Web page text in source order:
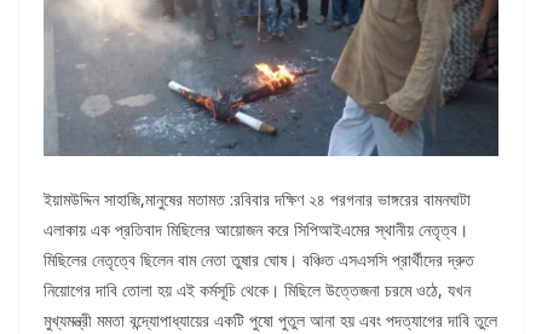
ইয়ামউদ্দিন সাহাজি,মানুষের মতামত :রবিবার দক্ষিণ ২৪ পরগনার ভাঙ্গরের বামনঘাটা
এলাকায় এক প্রতিবাদ মিছিলের আয়োজন করে সিপিআইএমের স্থানীয় নেতৃত্ব।
মিছিলের নেতৃত্বে ছিলেন বাম নেতা তুষার ঘোষ। বঞ্চিত এসএসসি প্রার্থীদের দ্রুত
নিয়োগের দাবি তোলা হয় এই কর্মসূচি থেকে। মিছিলে উত্তেজনা চরমে ওঠে, যখন
মুখ্যমন্ত্রী মমতা বন্দ্যোপাধ্যায়ের একটি পুষো পুতুল আনা হয় এবং পদত্যাগের দাবি তুলে